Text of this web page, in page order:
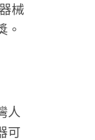
械
。
人
可